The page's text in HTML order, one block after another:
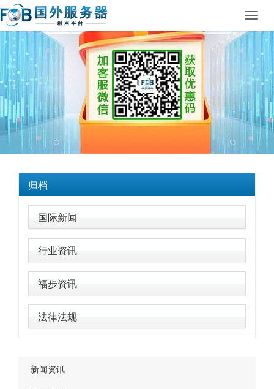
归档
国际新闻
行业资讯
福步资讯
法律法规
新闻资讯